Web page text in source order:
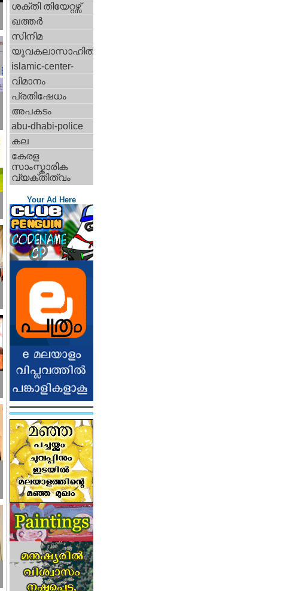
ശക്തി തിയേറ്റഴ്സ്
ഖത്തര്‍
സിനിമ
യുവകലാസാഹിതി
islamic-center-
വിമാനം
പ്രതിഷേധം
അപകടം
abu-dhabi-police
കല
കേരള
സാംസ്കാരിക
വ്യക്തിത്വം
Your Ad Here